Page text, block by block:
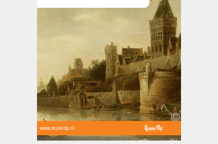
www.leuketip.nl